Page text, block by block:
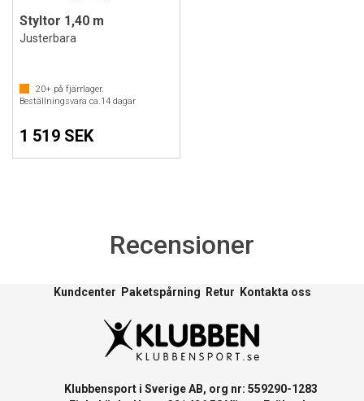
Styltor 1,40 m
Justerbara
20+ på fjärrlager.
Beställningsvara ca.14 dagar
1 519 SEK
Recensioner
Kundcenter Paketspårning Retur Kontakta oss
Klubbensport i Sverige AB, org nr: 559290-1283